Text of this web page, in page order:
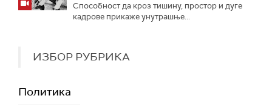
Способност да кроз тишину, простор и дуге
кадрове прикаже унутрашње...
ИЗБОР РУБРИКА
Политика